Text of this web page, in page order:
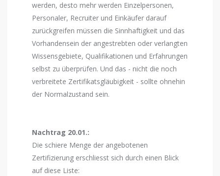
werden, desto mehr werden Einzelpersonen,
Personaler, Recruiter und Einkäufer darauf
zurückgreifen müssen die Sinnhaftigkeit und das
Vorhandensein der angestrebten oder verlangten
Wissensgebiete, Qualifikationen und Erfahrungen
selbst zu überprüfen. Und das - nicht die noch
verbreitete Zertifikatsgläubigkeit - sollte ohnehin
der Normalzustand sein.
Nachtrag 20.01.:
Die schiere Menge der angebotenen
Zertifizierung erschliesst sich durch einen Blick
auf diese Liste: